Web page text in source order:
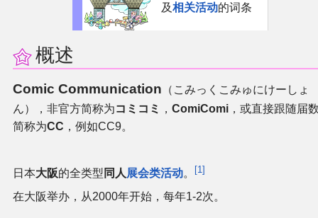
及相关活动的词条
概述
Comic Communication （こみっくこみゅにけーしょ
ん），非官方简称为コミコミ ， ComiComi ，或直接跟随届
简称为CC ，例如CC9。
日本大阪的全类型 同人 展会类活动。 1
在大阪举办，从2000年开始，每年1-2次。
沙盒（建议使用）
讨论板
加入我们
官方作品
官方音乐